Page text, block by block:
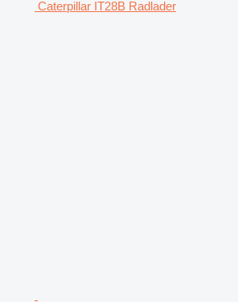
Caterpillar IT28B Radlader